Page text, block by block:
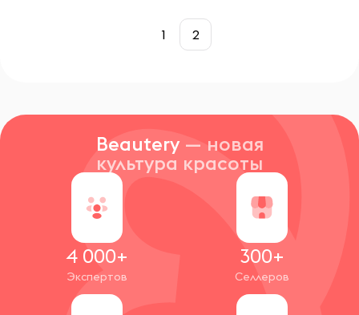
1 2
Beautery — новая
культура красоты
4 000+
Экспертов
300+
Селлеров